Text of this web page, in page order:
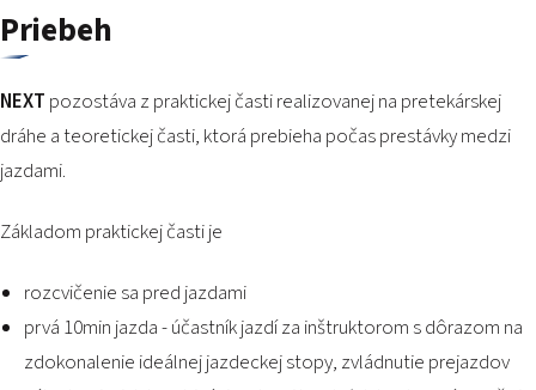
Priebeh
NEXT pozostáva z praktickej časti realizovanej na pretekárskej
dráhe a teoretickej časti, ktorá prebieha počas prestávky medzi
jazdami.
Základom praktickej časti je
rozcvičenie sa pred jazdami
prvá 10min jazda - účastník jazdí za inštruktorom s dôrazom na
zdokonalenie ideálnej jazdeckej stopy, zvládnutie prejazdov